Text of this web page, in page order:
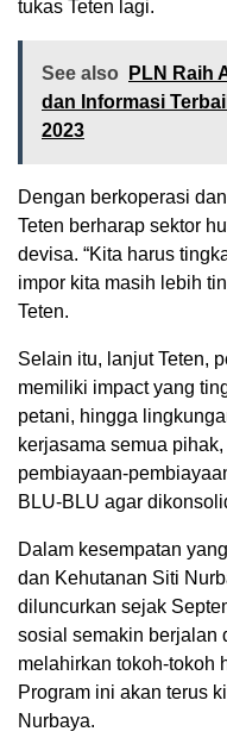
tukas Teten lagi.
See also
PLN Raih
dan Informasi
2023
Dengan berkoperasi
Teten berharap sektor
devisa. “Kita harus
impor kita masih lebih
Teten.
Selain itu, lanjut Teten,
memiliki impact yang
petani, hingga
kerjasama semua
pembiayaan-
BLU-BLU agar
Dalam kesempatan
dan Kehutanan Siti
diluncurkan sejak
sosial semakin berjalan
melahirkan tokoh-tokoh
Program ini akan terus
Nurbaya.